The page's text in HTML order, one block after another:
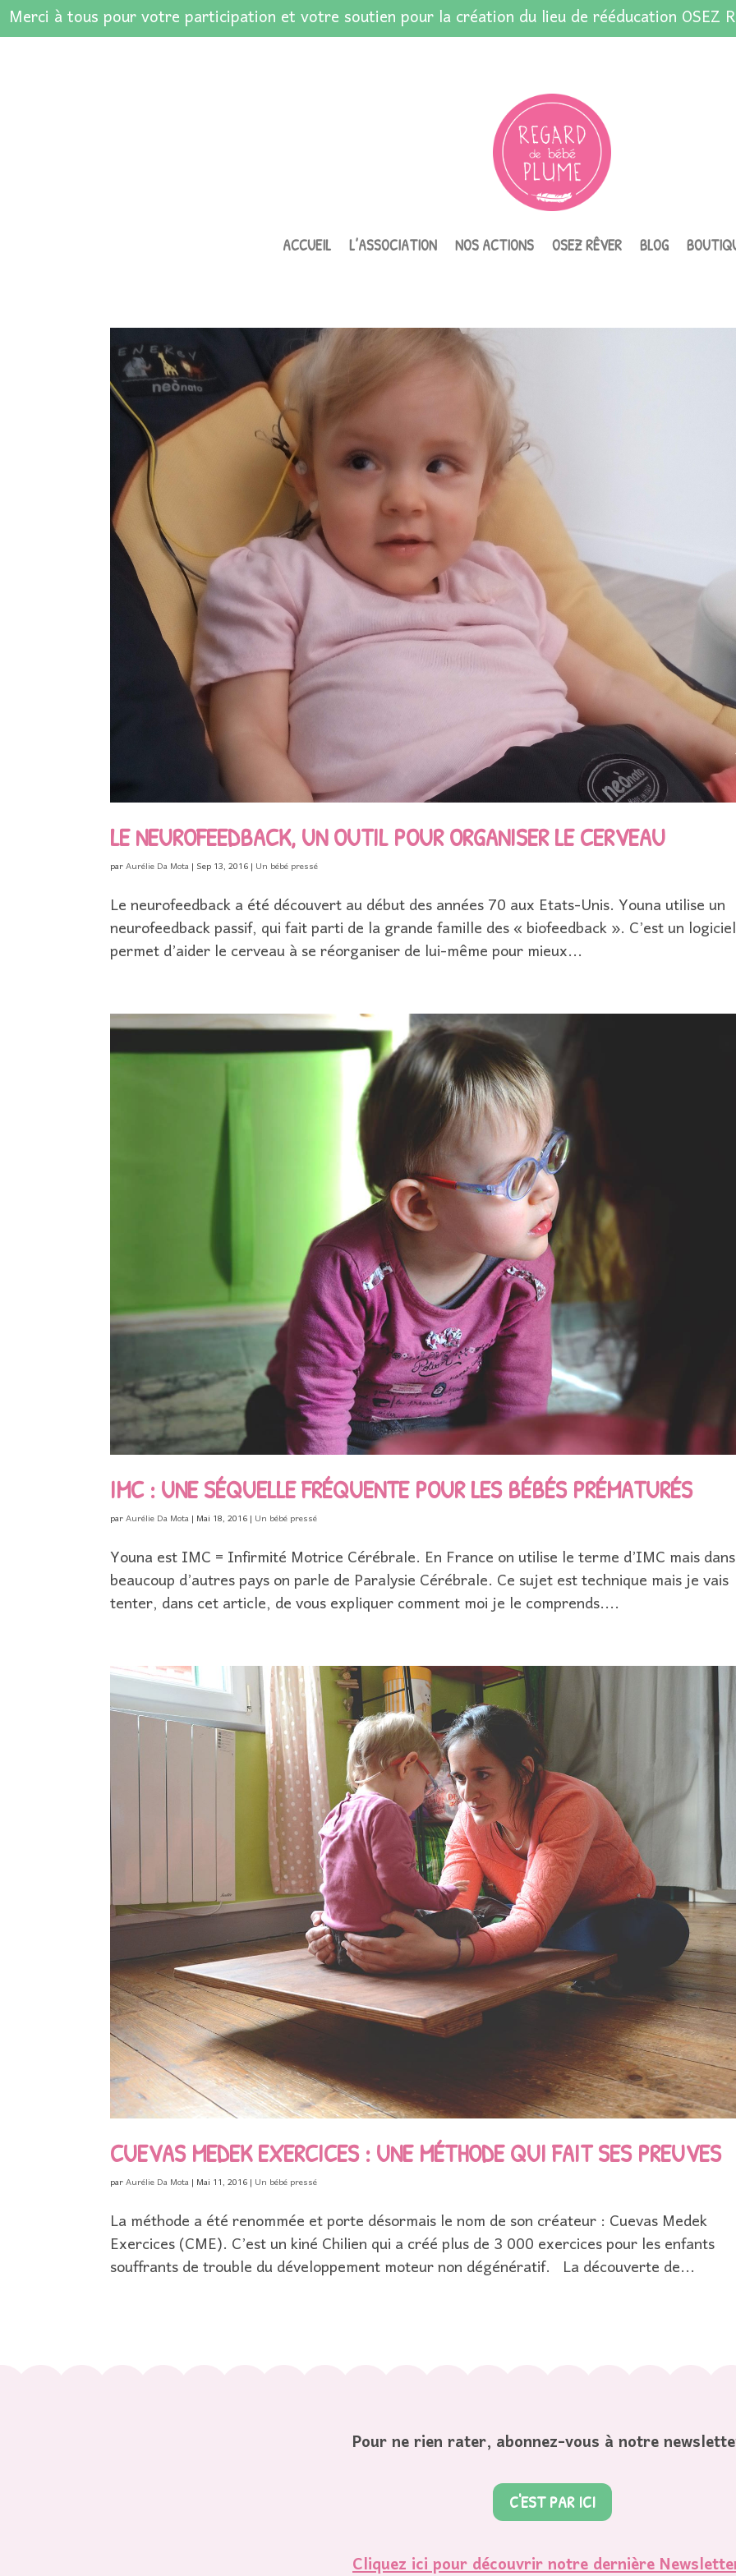
Merci à tous pour votre participation et votre soutien pour la création du lieu de rééducation OSEZ
ACCUEIL L’ASSOCIATION NOS ACTIONS OSEZ RÊVER BLOG
LE NEUROFEEDBACK, UN OUTIL POUR ORGANISER LE CERVEAU
parAurélie Da Mota| Sep 13, 2016| Un bébé pressé
Le neurofeedback a été découvert au début des années 70 aux Etats-Unis. Youna utilise un
neurofeedback passif, qui fait parti de la grande famille des « biofeedback ». C’est un
permet d’aider le cerveau à se réorganiser de lui-même pour mieux...
IMC : UNE SÉQUELLE FRÉQUENTE POUR LES BÉBÉS PRÉMATURÉS
parAurélie Da Mota| Mai 18, 2016| Un bébé pressé
Youna est IMC = Infirmité Motrice Cérébrale. En France on utilise le terme d’IMC mais dans
beaucoup d’autres pays on parle de Paralysie Cérébrale. Ce sujet est technique mais je vais
tenter, dans cet article, de vous expliquer comment moi je le comprends....
CUEVAS MEDEK EXERCICES : UNE MÉTHODE QUI FAIT SES PREUVES
parAurélie Da Mota| Mai 11, 2016| Un bébé pressé
La méthode a été renommée et porte désormais le nom de son créateur : Cuevas Medek
Exercices (CME). C’est un kiné Chilien qui a créé plus de 3 000 exercices pour les enfants
souffrants de trouble du développement moteur non dégénératif. La découverte de...
Pour ne rien rater, abonnez-vous à notre
C'EST PAR ICI
Cliquez ici pour découvrir notre dernière